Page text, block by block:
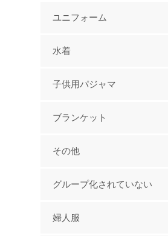
ユニフォーム
水着
子供用パジャマ
ブランケット
その他
グループ化されていない
婦人服